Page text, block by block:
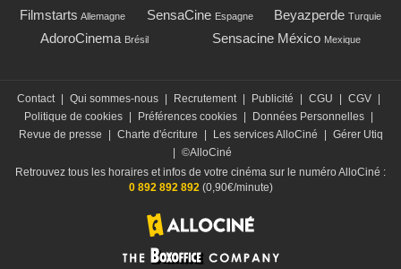
Filmstarts Allemagne SensaCine Espagne Beyazperde Turquie
AdoroCinema Brésil Sensacine México Mexique
Contact Qui sommes-nous Recrutement Publicité CGU CGV
Politique de cookies
Préférences cookies Données Personnelles
Revue de presse
Charte d'écriture Les services AlloCiné
Gérer Utiq
©AlloCiné
Retrouvez tous les horaires et infos de votre cinéma sur le numéro AlloCiné :
0 892 892 892(0,90€/minute)